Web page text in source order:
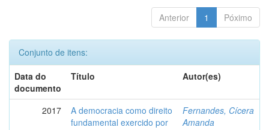
Anterior 1 Póximo
Conjunto de itens:
Data do
documento
Título Autor(es)
2017
A democracia como direito
fundamental exercido por
Fernandes, Cícera
Amanda